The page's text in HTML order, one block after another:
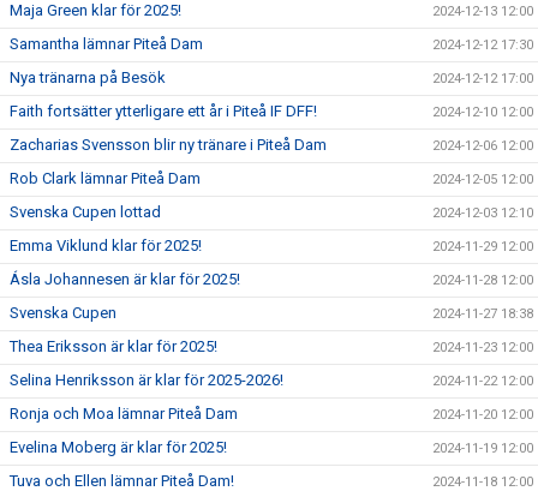
Maja Green klar för 2025! 2024-12-13 12:00
Samantha lämnar Piteå Dam 2024-12-12 17:30
Nya tränarna på Besök 2024-12-12 17:00
Faith fortsätter ytterligare ett år i Piteå IF DFF! 2024-12-10 12:00
Zacharias Svensson blir ny tränare i Piteå Dam 2024-12-06 12:00
Rob Clark lämnar Piteå Dam 2024-12-05 12:00
Svenska Cupen lottad 2024-12-03 12:10
Emma Viklund klar för 2025! 2024-11-29 12:00
Ásla Johannesen är klar för 2025! 2024-11-28 12:00
Svenska Cupen 2024-11-27 18:38
Thea Eriksson är klar för 2025! 2024-11-23 12:00
Selina Henriksson är klar för 2025-2026! 2024-11-22 12:00
Ronja och Moa lämnar Piteå Dam 2024-11-20 12:00
Evelina Moberg är klar för 2025! 2024-11-19 12:00
Tuva och Ellen lämnar Piteå Dam! 2024-11-18 12:00